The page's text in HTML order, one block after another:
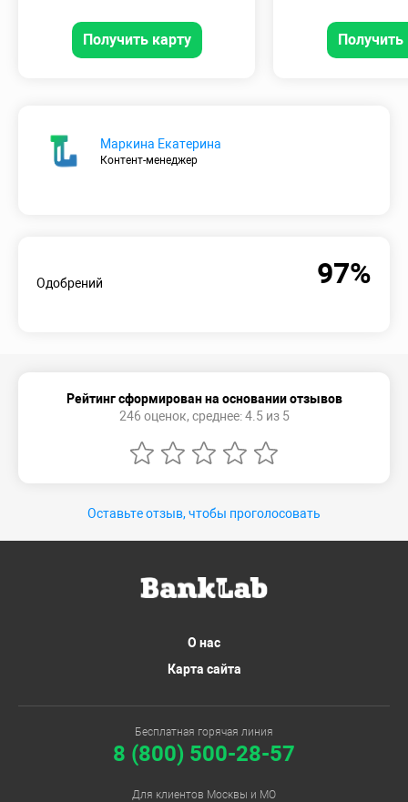
Получить карту Получить
Маркина Екатерина
Контент-менеджер
Одобрений 97%
Рейтинг сформирован на основании отзывов
246 оценок, среднее: 4.5 из 5
Оставьте отзыв, чтобы проголосовать
О нас
Карта сайта
Бесплатная горячая линия
8 (800) 500-28-57
Для клиентов Москвы и МО